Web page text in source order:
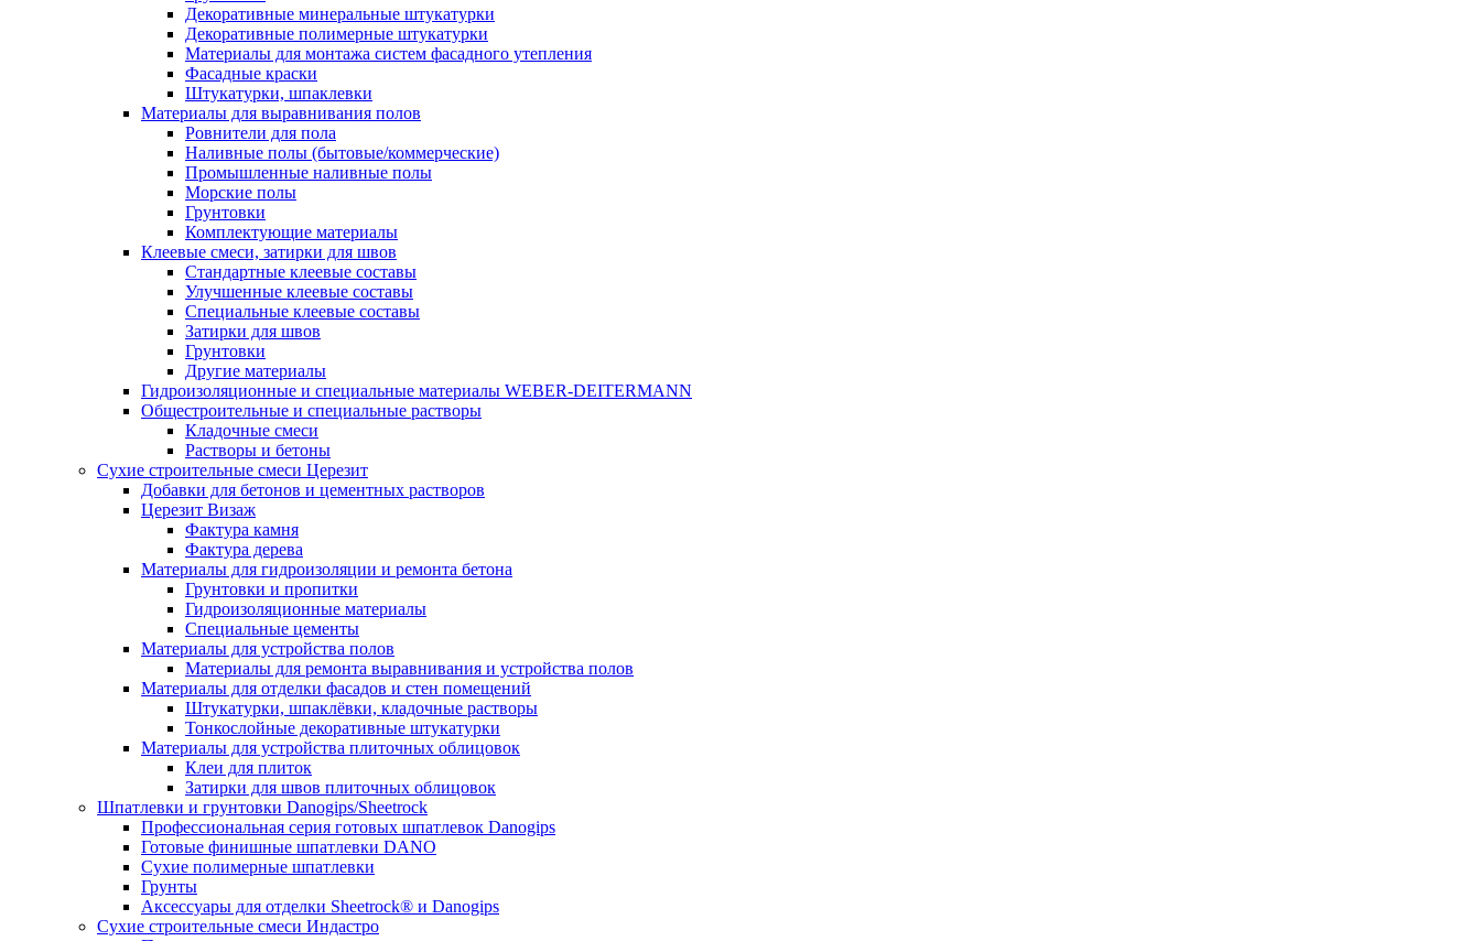
Декоративные минеральные штукатурки
Декоративные полимерные штукатурки
Материалы для монтажа систем фасадного утепления
Фасадные краски
Штукатурки, шпаклевки
Материалы для выравнивания полов
Ровнители для пола
Наливные полы (бытовые/коммерческие)
Промышленные наливные полы
Морские полы
Грунтовки
Комплектующие материалы
Клеевые смеси, затирки для швов
Стандартные клеевые составы
Улучшенные клеевые составы
Специальные клеевые составы
Затирки для швов
Грунтовки
Другие материалы
Гидроизоляционные и специальные материалы WEBER-DEITERMANN
Общестроительные и специальные растворы
Кладочные смеси
Растворы и бетоны
Сухие строительные смеси Церезит
Добавки для бетонов и цементных растворов
Церезит Визаж
Фактура камня
Фактура дерева
Материалы для гидроизоляции и ремонта бетона
Грунтовки и пропитки
Гидроизоляционные материалы
Специальные цементы
Материалы для устройства полов
Материалы для ремонта выравнивания и устройства полов
Материалы для отделки фасадов и стен помещений
Штукатурки, шпаклёвки, кладочные растворы
Тонкослойные декоративные штукатурки
Материалы для устройства плиточных облицовок
Клеи для плиток
Затирки для швов плиточных облицовок
Шпатлевки и грунтовки Danogips/Sheetrock
Профессиональная серия готовых шпатлевок Danogips
Готовые финишные шпатлевки DANO
Сухие полимерные шпатлевки
Грунты
Аксессуары для отделки Sheetrock® и Danogips
Сухие строительные смеси Индастро